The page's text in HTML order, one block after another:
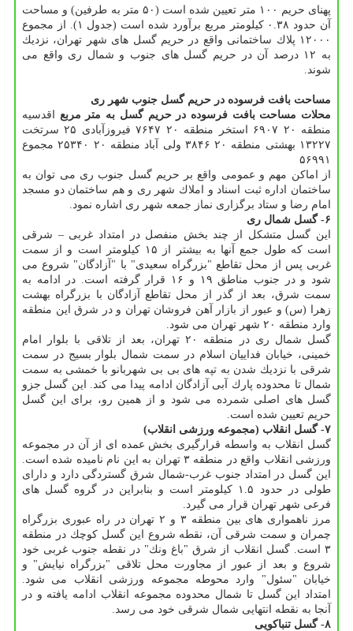
پهنای حریم ۱۰۰ متر تعیین شده است (۵۰ متر به طرفین) و مساحت
آن حدود ۰.۳۸ كیلومتر مربع برآورد شده است (جدول ۱). از مجموع
۱۲۰۰۰ پلاك ساختمانی واقع در حریم گسل های شهر تهران، نزدیك
به ۱۲ درصد آن در حریم گسل های جنوب و شمال ری واقع می
شوند.
مساحت بافت فرسوده در حریم گسل جنوب شهر ری
محلات مساحت بافت فرسوده در حریم گسل به متر مربع اقدسیه
منطقه ۲۰ ۶۹۰۷ استخر منطقه ۲۰ ۷۶۴۷ فیروزآبادی ۲۵ سرتخت
۱۳۲۲۷ بهشتی منطقه ۲۰ ۳۸۴۶ ولی آباد منطقه ۲۰ ۲۵۳۴۰ مجموع
۵۶۹۹۱
از اماكن مهم و عمومی واقع بر حریم گسل جنوب ری می توان به
ساختمان اداره ثبت اسناد و املاك شهر ری و هم ساختمان دو مسجد
امام رضا و ستاد برگزاری نماز جمعه شهر ری اشاره نمود.
۶- گسل شمال ری
این گسل متشكل از چند بخش منفصل در امتداد غربی – شرقی
است كه طول جمع آنها به بیشتر از ۱۵ كیلومتر است و از سمت
غربی پس از محل تقاطع "بزرگراه سعیدی" با "آزادگان" شروع می
شود و در جنوب مناطق ۱۹ و ۱۶ قرار گرفته است. در ادامه به
سمت شرق، بعد از گذر از محل تقاطع آزادگان با بزرگراه بهشت
زهرا (س) و عبور از بازار آهن فروشان تهران و در شرق این منطقه
وارد منطقه ۲۰ شهر تهران می شود.
گسل شمال ری در منطقه ۲۰ تهران، بعد از تلاقی با بلوار امام
خمینی، خیابان فداییان اسلام در سمت شمال بلوار بسیج در سمت
شرقی با نزدیك شدن به تپه های بی بی شهربانو با خمشی به سمت
شمال تا محدوده پارك آبی آزادگان ادامه پیدا می كند. این گسل جزو
گسل های اصلی شمرده می شود و از همین رو، برای این گسل
حریم تعیین شده است.
۷- گسل انقلاب (مجموعه ورزشی انقلاب)
گسل انقلاب به واسطه قرارگیری بخش عمده ای از آن در مجموعه
ورزشی انقلاب واقع در منطقه ۳ تهران به این نام نامیده شده است.
این گسل در امتداد جنوب غرب-شمال شرق گستردگی دارد و دارای
طولی در حدود ۱.۵ كیلومتر است و بنابراین در گروه گسل های
فرعی شهر تهران قرار می گیرد.
مرز ناهمواری های بین منطقه ۳ و ۲ تهران در راه عبوری بزرگراه
چمران و سمت شرقی آن، نقطه شروع این گسل كوچك در منطقه
۳ است. گسل انقلاب از شرق "باغ ونك" در نقطه جنوب غربی خود
شروع و بعد از عبور از مجاورت محل تلاقی "بزرگراه نیایش" و
خیابان "سئول" وارد محوطه مجموعه ورزشی انقلاب می شود.
امتداد این گسل تا شمال محدوده مجموعه انقلاب ادامه یافته و در
آنجا به نقطه انتهایی شمال شرقی خود می رسد.
۸- گسل تنباكویی